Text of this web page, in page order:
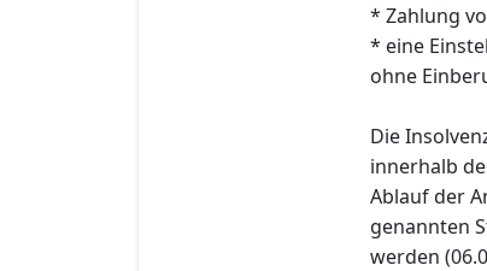
* Zahlung
* eine
ohne
Die
innerhalb
Ablauf der
genannten
werden